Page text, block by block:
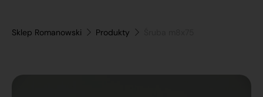
Sklep Romanowski Produkty